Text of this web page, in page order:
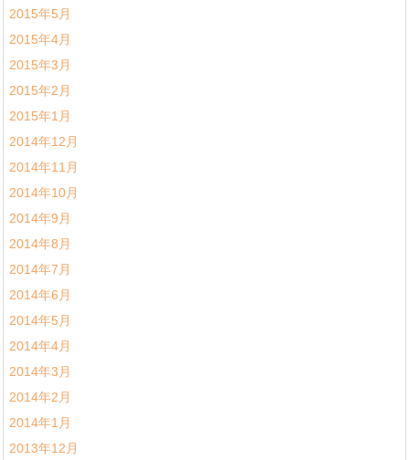
2015年5月
2015年4月
2015年3月
2015年2月
2015年1月
2014年12月
2014年11月
2014年10月
2014年9月
2014年8月
2014年7月
2014年6月
2014年5月
2014年4月
2014年3月
2014年2月
2014年1月
2013年12月